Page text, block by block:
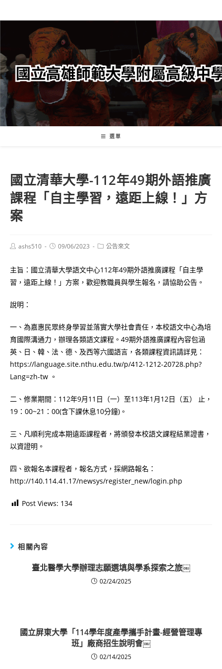
轉
要
內
容
選單
國立清華大學-112年49期外語推廣
課程「自主學習，遠距上線！」方
案
Postashs510
Post09/06/2023
Post公告來文
主旨：國立清華大學語文中心112年49期外語推廣課程「自主學
習，遠距上線！」方案，歡迎教職員與學生報名，請協助公告。
說明：
一、為嘉惠民眾終身學習並落實大學社會責任，本校語文中心為培
育國際溝通力，辦理各類語文課程。49期外語推廣課程內容包涵
英、日、韓、法、德、及西等六國語言，各類課程資訊請詳見：
https://language.site.nthu.edu.tw/p/412-1212-20728.php?
Lang=zh-tw 。
二、修業期間：112年9月11日（一）至113年1月12日（五） 止，
19：00~21：00(含下課休息10分鐘)。
三、凡順利完成本期遠距課程者，將頒發本校語文課程結業證書，
以資證明。
四、欲報名本課程者，報名方式，採網路報名：
http://140.114.41.17/newsys/register_new/login.php
Post Views: 134
相關內容
臺北醫學大學辦理志願選填與學系探索之旅￼
02/24/2025
國立屏東大學「114學年度產學攜手計畫-經營管理專
班」廠商招生說明會￼
02/14/2025